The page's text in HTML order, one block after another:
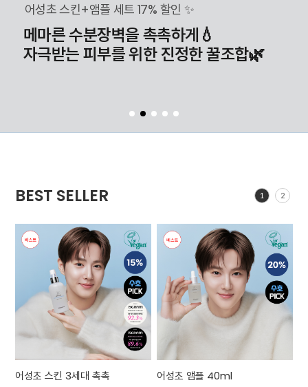
어성초 스킨+앰플 세트 17% 할인 ✨
메마른 수분장벽을 촉촉하게💧
자극받는 피부를 위한 진정한 꿀조합🌿
BEST SELLER 1 2
어성초 스킨 3세대 촉촉 어성초 앰플 40ml